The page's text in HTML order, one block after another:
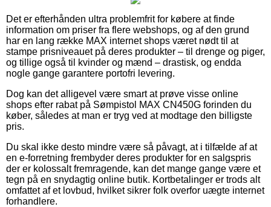
Det er efterhånden ultra problemfrit for købere at finde
information om priser fra flere webshops, og af den grund
har en lang række MAX internet shops været nødt til at
stampe prisniveauet på deres produkter – til drenge og piger,
og tillige også til kvinder og mænd – drastisk, og endda
nogle gange garantere portofri levering.
Dog kan det alligevel være smart at prøve visse online
shops efter rabat på Sømpistol MAX CN450G forinden du
køber, således at man er tryg ved at modtage den billigste
pris.
Du skal ikke desto mindre være så påvagt, at i tilfælde af at
en e-forretning frembyder deres produkter for en salgspris
der er kolossalt fremragende, kan det mange gange være et
tegn på en snydagtig online butik. Kortbetalinger er trods alt
omfattet af et lovbud, hvilket sikrer folk overfor uægte internet
forhandlere.